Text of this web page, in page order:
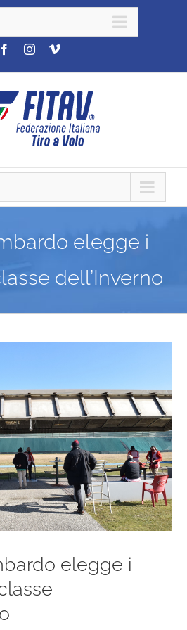
FacebookInstagramVimeo
elegge i
dell’Inverno
elegge i